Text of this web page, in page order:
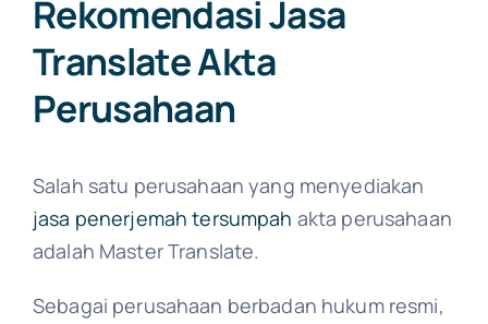
Rekomendasi Jasa
Translate Akta
Perusahaan
Salah satu perusahaan yang menyediakan
jasa penerjemah tersumpah akta perusahaan
adalah Master Translate.
Sebagai perusahaan berbadan hukum resmi,